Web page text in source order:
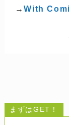
→With Comi
まずはGET！